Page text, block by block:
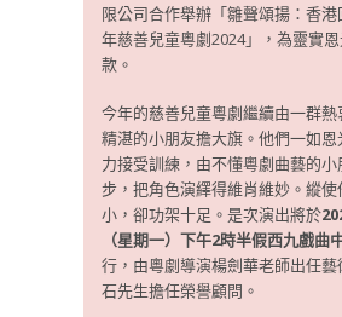
限公司合作舉辦「雛聲頌揚：香港
年慈善兒童粵劇2024」，為靈實
款。
今年的慈善兒童粵劇繼續由一群
精湛的小朋友擔大旗。他們一如
力接受訓練，由不懂粵劇曲藝的
步，把角色演繹得維肖維妙。縱
小，卻功架十足。是次演出將於
（星期一）下午2時半假西九戲曲
行，由粵劇導演楊劍華老師出任
石先生擔任榮譽顧問。